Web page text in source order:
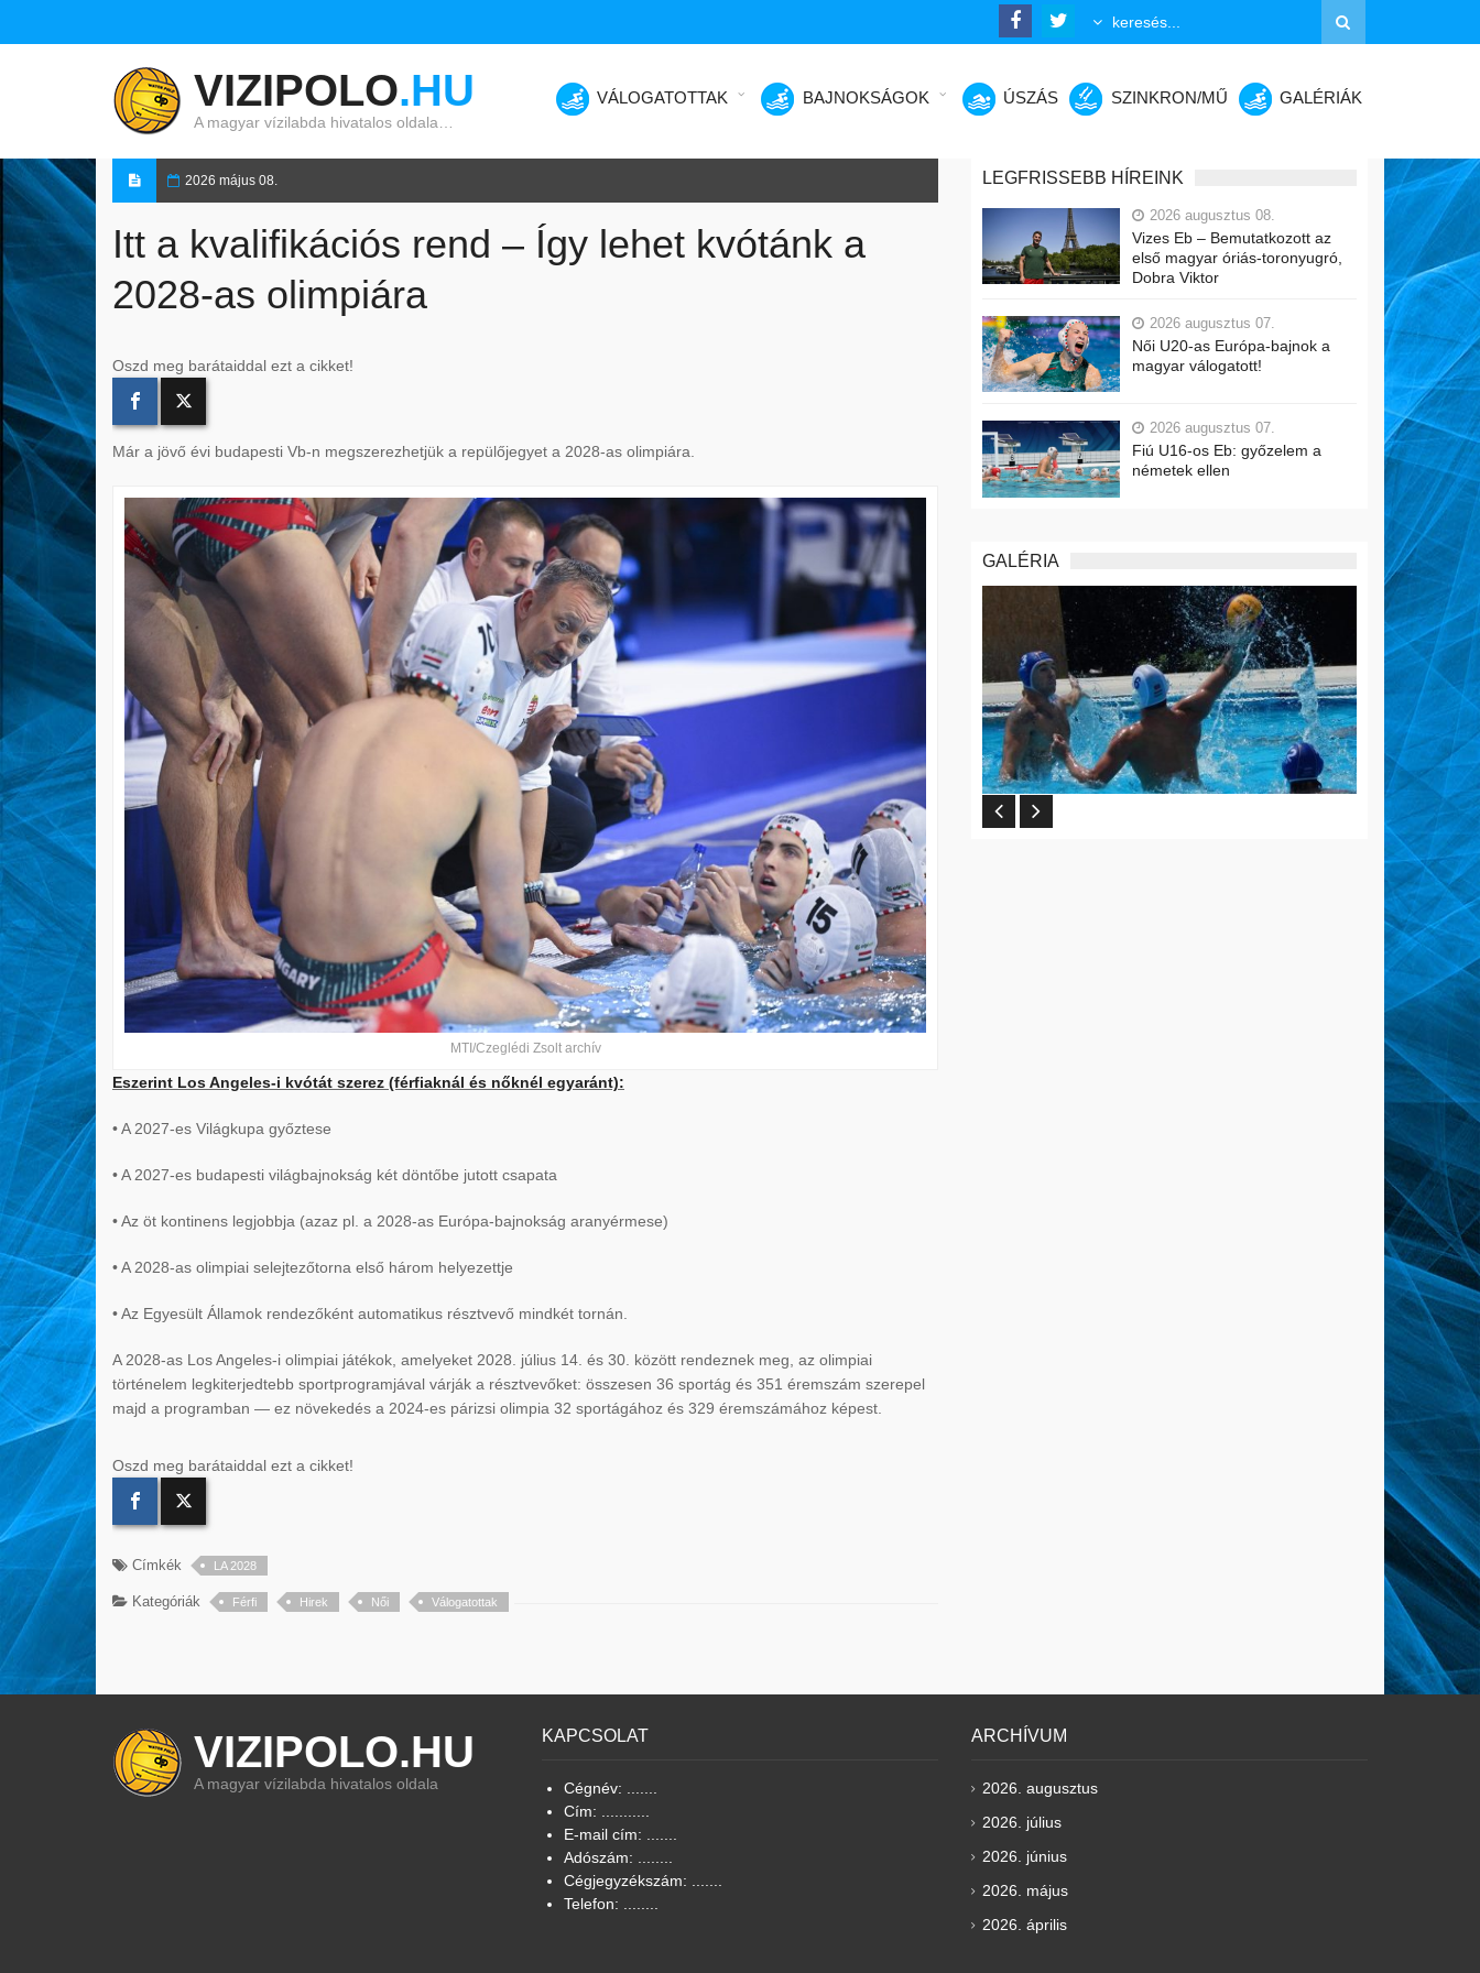
VIZIPOLO.HU
A magyar vízilabda hivatalos oldala…
VÁLOGATOTTAK BAJNOKSÁGOK ÚSZÁS SZINKRON/MŰ GALÉRIÁK
2026 május 08.
Itt a kvalifikációs rend – Így lehet kvótánk a
2028-as olimpiára
Oszd meg barátaiddal ezt a cikket!
Már a jövő évi budapesti Vb-n megszerezhetjük a repülőjegyet a 2028-as olimpiára.
MTI/Czeglédi Zsolt archív
Eszerint Los Angeles-i kvótát szerez (férfiaknál és nőknél egyaránt):
• A 2027-es Világkupa győztese
• A 2027-es budapesti világbajnokság két döntőbe jutott csapata
• Az öt kontinens legjobbja (azaz pl. a 2028-as Európa-bajnokság aranyérmese)
• A 2028-as olimpiai selejtezőtorna első három helyezettje
• Az Egyesült Államok rendezőként automatikus résztvevő mindkét tornán.
A 2028-as Los Angeles-i olimpiai játékok, amelyeket 2028. július 14. és 30. között rendeznek meg, az olimpiai
történelem legkiterjedtebb sportprogramjával várják a résztvevőket: összesen 36 sportág és 351 éremszám szerepel
majd a programban — ez növekedés a 2024-es párizsi olimpia 32 sportágához és 329 éremszámához képest.
Oszd meg barátaiddal ezt a cikket!
Címkék LA 2028
Kategóriák Férfi Hirek Női Válogatottak
LEGFRISSEBB HÍREINK
2026 augusztus 08.
Vizes Eb – Bemutatkozott az
első magyar óriás-toronyugró,
Dobra Viktor
2026 augusztus 07.
Női U20-as Európa-bajnok a
magyar válogatott!
2026 augusztus 07.
Fiú U16-os Eb: győzelem a
németek ellen
GALÉRIA
VIZIPOLO.HU
A magyar vízilabda hivatalos oldala
KAPCSOLAT
Cégnév: .......
Cím: ...........
E-mail cím: .......
Adószám: ........
Cégjegyzékszám: .......
Telefon: ........
ARCHÍVUM
2026. augusztus
2026. július
2026. június
2026. május
2026. április